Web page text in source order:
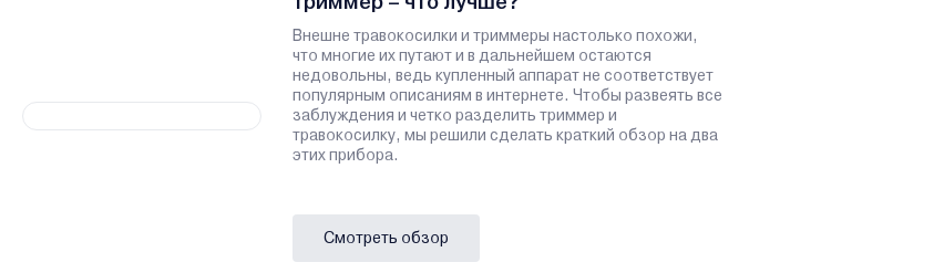
Внешне травокосилки и триммеры настолько похожи,
что многие их путают и в дальнейшем остаются
недовольны, ведь купленный аппарат не соответствует
популярным описаниям в интернете. Чтобы развеять все
заблуждения и четко разделить триммер и
травокосилку, мы решили сделать краткий обзор на два
этих прибора.
Смотреть обзор